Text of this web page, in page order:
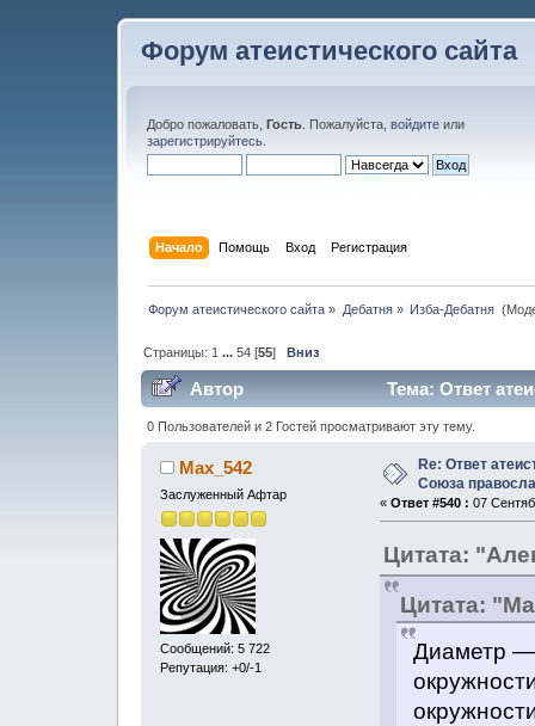
Форум атеистического сайта
Добро пожаловать, Гость . Пожалуйста, войдите или
зарегистрируйтесь
Начало Помощь Вход Регистрация
Форум атеистического сайта » Дебатня» Изба-Дебатня
Страницы: 1 ...54 [55]Вниз
Автор
Тема: Ответ
(Прочитано 450874 раз)
0 Пользователей и 2 Гостей просматривают эту тему.
Max_542
Заслуженный Афтар
Сообщений: 5 722
Репутация: +0/-1
Re: Ответ
Союза
« Ответ #540 : 07
Цитата:
Цитата:
Диаметр —